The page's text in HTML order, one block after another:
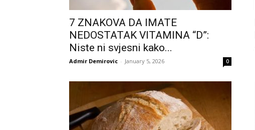
7 ZNAKOVA DA IMATE
NEDOSTATAK VITAMINA “D”:
Niste ni svjesni kako...
Admir Demirovic - January 5, 2026 0